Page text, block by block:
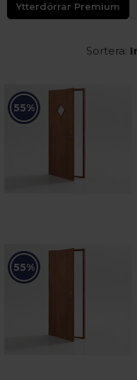
Ytterdörrar Premium
Sortera:
55%
55%